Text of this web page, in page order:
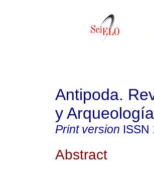
Antipoda.
y Arqueología
Print version ISSN
Abstract